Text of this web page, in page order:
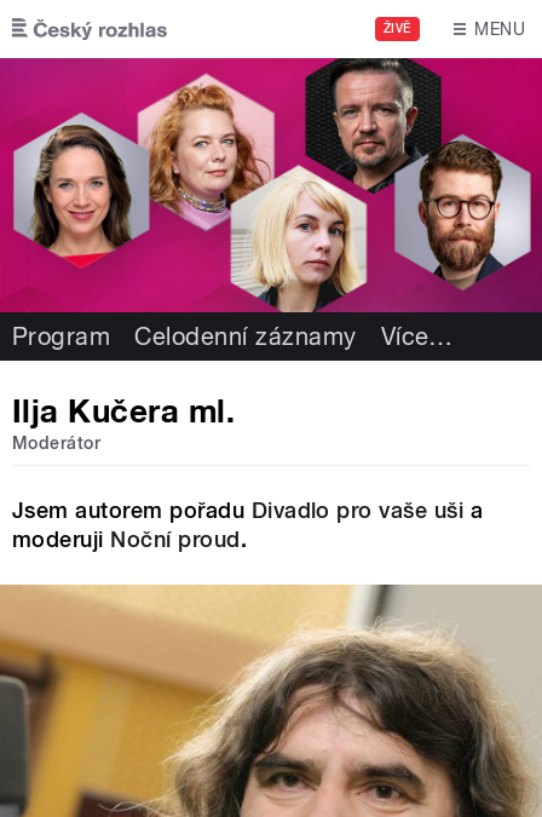
Přejít k hlavnímu obsahu
ŽIVĚ MENU
Program Celodenní záznamy Více…
Ilja Kučera ml.
Moderátor
Jsem autorem pořadu Divadlo pro vaše uši a
moderuji Noční proud.